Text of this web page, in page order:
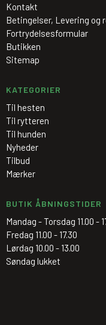
Kontakt
Betingelser, Levering og
Fortrydelsesformular
Butikken
Sitemap
KATEGORIER
Til hesten
Til rytteren
Til hunden
Nyheder
Tilbud
Mærker
BUTIK ÅBNINGSTIDER
Mandag - Torsdag 11.00 -
Fredag 11.00 - 17.30
Lørdag 10.00 - 13.00
Søndag lukket